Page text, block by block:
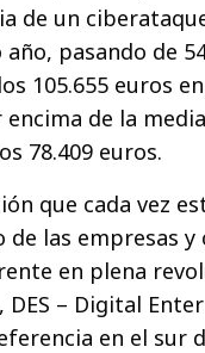
de un
pasando de
105.655 euros
de la
78.409 euros.
que cada vez
de las empresas y
en plena
DES – Digital
en el sur